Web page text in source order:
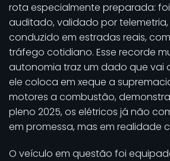
rota especialmente preparada:
auditado, validado por telemetria,
conduzido em estradas reais,
tráfego cotidiano. Esse recorde
autonomia traz um dado que vai
ele coloca em xeque a
motores a combustão,
pleno 2025, os elétricos já não
em promessa, mas em realidade
O veículo em questão foi